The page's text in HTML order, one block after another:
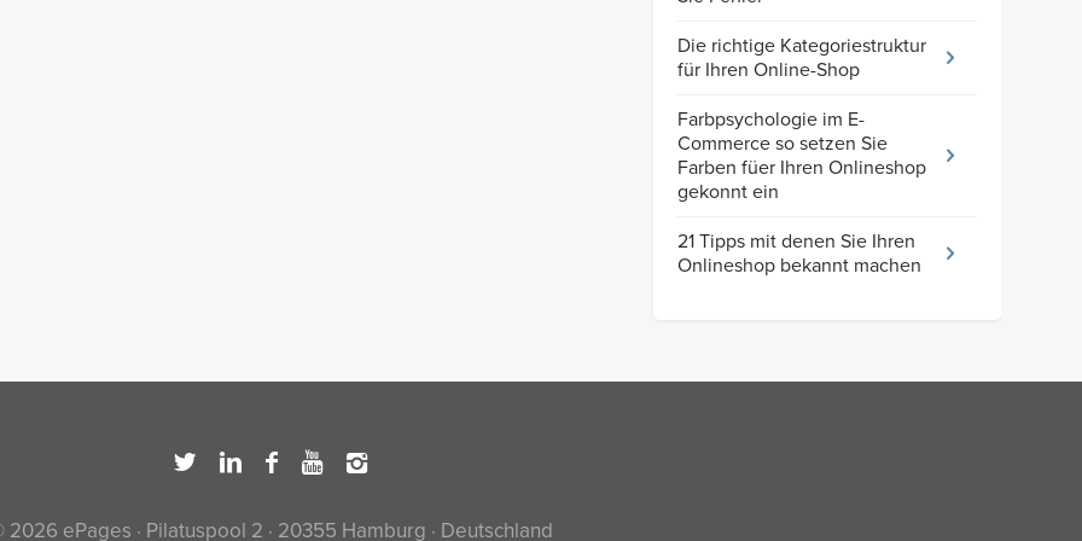
Die richtige Kategoriestruktur
für Ihren Online-Shop
Farbpsychologie im E-
Commerce so setzen Sie
Farben füer Ihren Onlineshop
gekonnt ein
21 Tipps mit denen Sie Ihren
Onlineshop bekannt machen
2026 ePages · Pilatuspool 2 · 20355 Hamburg · Deutschland